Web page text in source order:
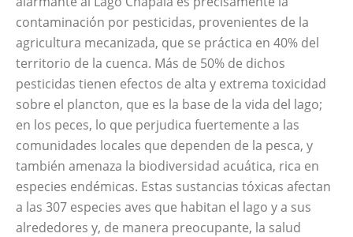
contaminación por pesticidas, provenientes de la
agricultura mecanizada, que se práctica en 40% del
territorio de la cuenca. Más de 50% de dichos
pesticidas tienen efectos de alta y extrema toxicidad
sobre el plancton, que es la base de la vida del lago;
en los peces, lo que perjudica fuertemente a las
comunidades locales que dependen de la pesca, y
también amenaza la biodiversidad acuática, rica en
especies endémicas. Estas sustancias tóxicas afectan
a las 307 especies aves que habitan el lago y a sus
alrededores y, de manera preocupante, la salud